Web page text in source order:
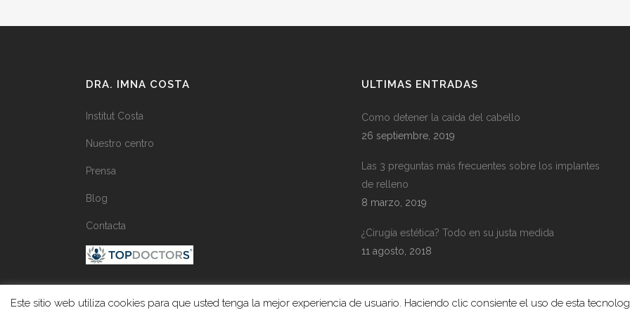
DRA. IMNA COSTA
Institut Costa
Nuestro centro
Prensa
Blog
Contacta
ULTIMAS ENTRADAS
Como detener la caída del cabello
26 septiembre, 2019
Las 3 preguntas más frecuentes sobre los implantes
de relleno
8 marzo, 2019
¿Cirugía estética? Todo en su justa medida
11 agosto, 2018
Este sitio web utiliza cookies para que usted tenga la mejor experiencia de usuario. Haciendo clic consiente el uso de esta